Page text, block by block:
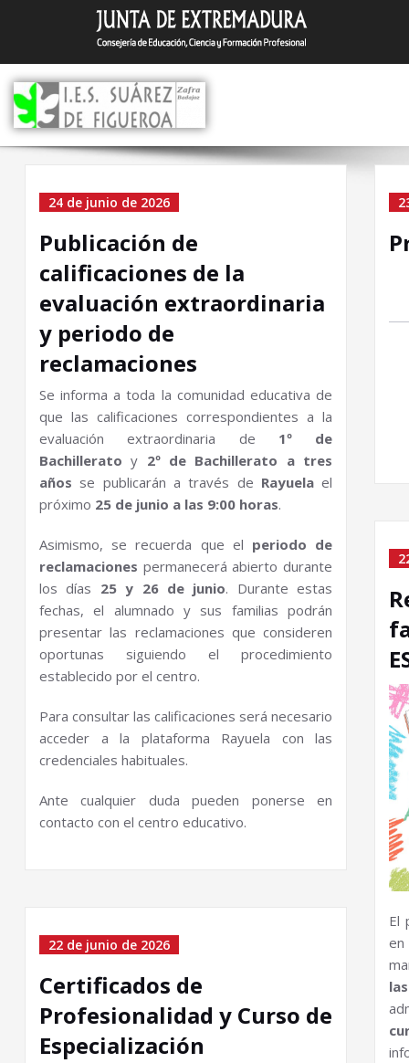
Saltar
contenido
Home
24 de junio de 2026
Publicación de
calificaciones de la
evaluación extraordinaria
y periodo de
reclamaciones
Se informa a toda la comunidad educativa de
que las calificaciones correspondientes a la
evaluación extraordinaria de 1º de
Bachillerato y 2º de Bachillerato a tres
años se publicarán a través de Rayuelael
próximo 25 de junio a las 9:00 horas.
Asimismo, se recuerda que el periodo de
reclamaciones permanecerá abierto durante
los días 25 y 26 de junio. Durante estas
fechas, el alumnado y sus familias podrán
presentar las reclamaciones que consideren
oportunas siguiendo el procedimiento
establecido por el centro.
Para consultar las calificaciones será necesario
acceder a la plataforma Rayuela con las
credenciales habituales.
Ante cualquier duda pueden ponerse en
contacto con el centro educativo.
22 de junio de 2026
Certificados de
Profesionalidad y Curso de
Especialización
El